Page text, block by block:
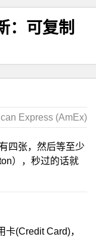
：可复制
Express (AmEx)
四张，然后等至少
），秒过的话就
(Credit Card)，